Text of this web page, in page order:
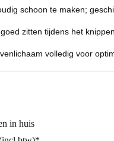
schoon te maken;
zitten tijdens het knippen.
volledig voor
in huis